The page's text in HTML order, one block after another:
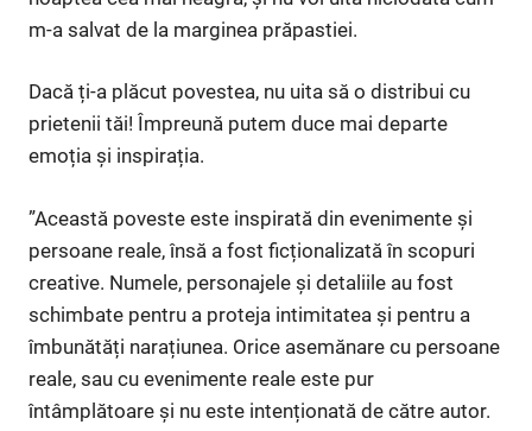
m-a salvat de la marginea prăpastiei.
Dacă ți-a plăcut povestea, nu uita să o distribui cu
prietenii tăi! Împreună putem duce mai departe
emoția și inspirația.
”Această poveste este inspirată din evenimente și
persoane reale, însă a fost ficționalizată în scopuri
creative. Numele, personajele și detaliile au fost
schimbate pentru a proteja intimitatea și pentru a
îmbunătăți narațiunea. Orice asemănare cu persoane
reale, sau cu evenimente reale este pur
întâmplătoare și nu este intenționată de către autor.